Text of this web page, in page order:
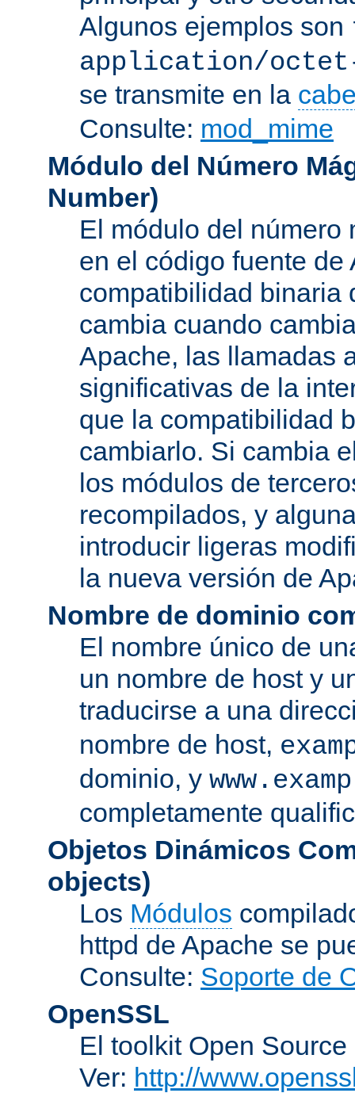
Algunos ejemplos son
application/
se transmite en la
Consulte: mod_mime
Módulo del Número
Number)
El módulo del número
en el código fuente
compatibilidad binaria
cambia cuando
Apache, las llamadas
significativas de la
que la compatibilidad
cambiarlo. Si cambia
los módulos de
recompilados, y
introducir ligeras
la nueva versión de
Nombre de dominio
El nombre único de
un nombre de host y
traducirse a una
nombre de host,
dominio, y
completamente
Objetos Dinámicos
objects)
Los Módulos
httpd de Apache se
Consulte: Soporte de
OpenSSL
El toolkit Open
Ver: http://